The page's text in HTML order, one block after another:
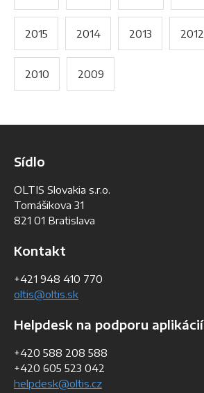
2015 2014 2013 2012
2010 2009
Sídlo
OLTIS Slovakia s.r.o.
Tomášikova 31
821 01 Bratislava
Kontakt
+421 948 410 770
oltis@oltis.sk
Helpdesk na podporu aplikácií
+420 588 208 588
+420 605 523 042
helpdesk@oltis.cz